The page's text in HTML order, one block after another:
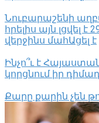
Նուբարաշենի
հրելիս այն լցվել
վերջինս մահԱցել է
Ինչո՞ւ է
կորցնում իր
Քարը քարին չեն